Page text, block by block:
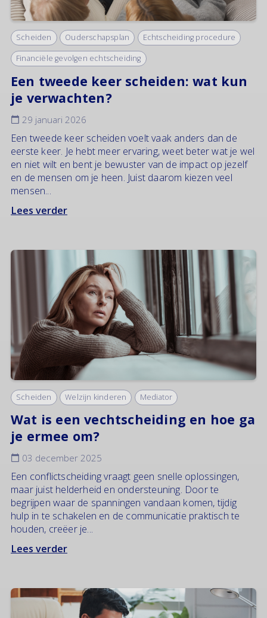
Scheiden Ouderschapsplan Echtscheiding procedure
Financiële gevolgen echtscheiding
Een tweede keer scheiden: wat kun
je verwachten?
29 januari 2026
Een tweede keer scheiden voelt vaak anders dan de
eerste keer. Je hebt meer ervaring, weet beter wat je wel
en niet wilt en bent je bewuster van de impact op jezelf
en de mensen om je heen. Juist daarom kiezen veel
mensen...
Lees verder
Scheiden Welzijn kinderen Mediator
Wat is een vechtscheiding en hoe ga
je ermee om?
03 december 2025
Een conflictscheiding vraagt geen snelle oplossingen,
maar juist helderheid en ondersteuning. Door te
begrijpen waar de spanningen vandaan komen, tijdig
hulp in te schakelen en de communicatie praktisch te
houden, creëer je...
Lees verder